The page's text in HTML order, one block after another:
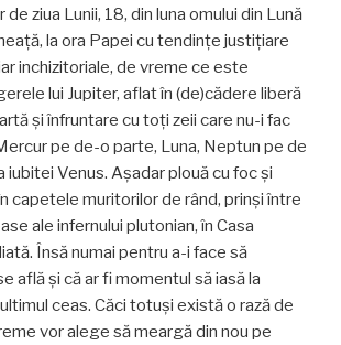
ziua Lunii, 18, din luna omului din Lună
la ora Papei cu tendințe justițiare
inchizitoriale, de vreme ce este
lui Jupiter, aflat în (de)cădere liberă
și înfruntare cu toți zeii care nu-i fac
pe de-o parte, Luna, Neptun pe de
iubitei Venus. Așadar plouă cu foc și
capetele muritorilor de rând, prinși între
ale infernului plutonian, în Casa
Însă numai pentru a-i face să
află și că ar fi momentul să iasă la
ceas. Căci totuși există o rază de
vor alege să meargă din nou pe